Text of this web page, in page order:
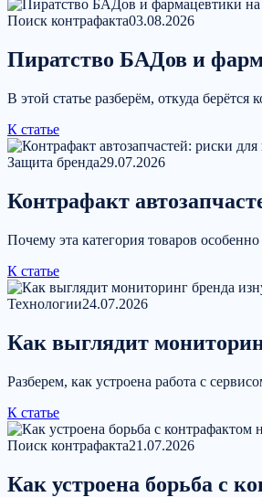
Поиск контрафакта03.08.2026
Пиратство БАДов и
В этой статье разберём, откуда
К статье
Защита бренда29.07.2026
Контрафакт
Почему эта категория товаров
К статье
Технологии24.07.2026
Как выглядит
Разберем, как устроена работа с
К статье
Поиск контрафакта21.07.2026
Как устроена борьба с